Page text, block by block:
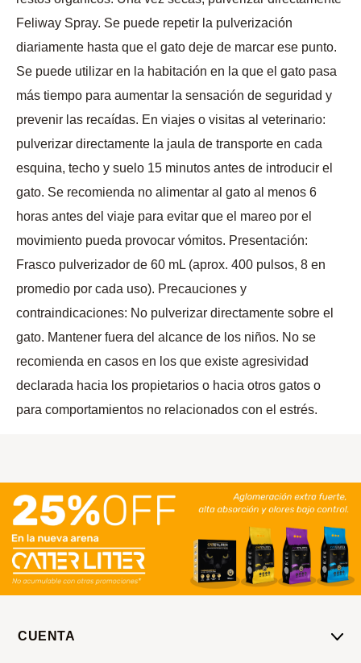
Feliway Spray. Se puede repetir la pulverización
diariamente hasta que el gato deje de marcar ese punto.
Se puede utilizar en la habitación en la que el gato pasa
más tiempo para aumentar la sensación de seguridad y
prevenir las recaídas. En viajes o visitas al veterinario:
pulverizar directamente la jaula de transporte en cada
esquina, techo y suelo 15 minutos antes de introducir el
gato. Se recomienda no alimentar al gato al menos 6
horas antes del viaje para evitar que el mareo por el
movimiento pueda provocar vómitos. Presentación:
Frasco pulverizador de 60 mL (aprox. 400 pulsos, 8 en
promedio por cada uso). Precauciones y
contraindicaciones: No pulverizar directamente sobre el
gato. Mantener fuera del alcance de los niños. No se
recomienda en casos en los que existe agresividad
declarada hacia los propietarios o hacia otros gatos o
para comportamientos no relacionados con el estrés.
CUENTA